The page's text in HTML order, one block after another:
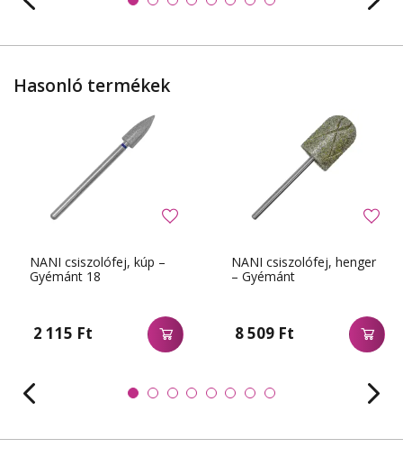
Hasonló termékek
NANI csiszolófej, kúp –
Gyémánt 18
2 115 Ft
NANI csiszolófej, henger
– Gyémánt
8 509 Ft